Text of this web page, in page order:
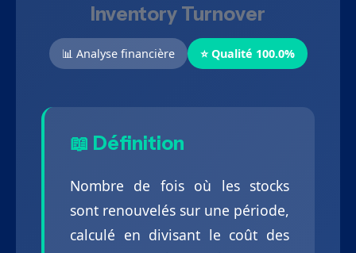
Inventory Turnover
📊 Analyse financière ⭐ Qualité 100.0%
📖 Définition
Nombre de fois où les stocks
sont renouvelés sur une période,
calculé en divisant le coût des